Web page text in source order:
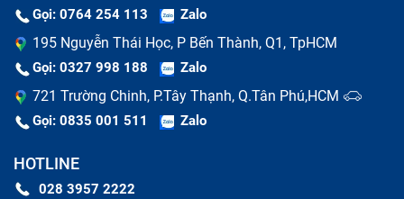
Nhân viên nhiệt tình- tận tâm với khách hàng
Chính sách bảo hành lâu dài
Gọi: 0764 254 113 Zalo
195 Nguyễn Thái Học, P Bến Thành, Q1, TpHCM
Gọi: 0327 998 188 Zalo
721 Trường Chinh, P.Tây Thạnh, Q.Tân Phú,HCM
Gọi: 0835 001 511 Zalo
HOTLINE
028 3957 2222